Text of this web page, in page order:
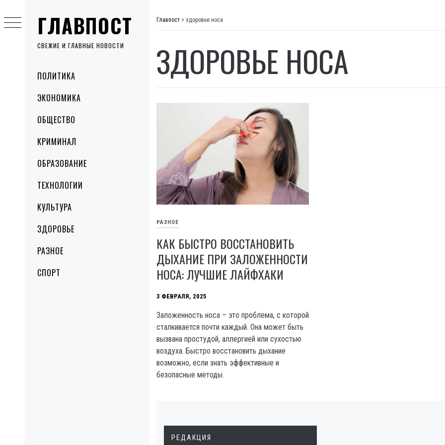
ГЛАВПОСТ
СВЕЖИЕ И ГЛАВНЫЕ НОВОСТИ
MenuПОЛИТИКА
ЭКОНОМИКА
ОБЩЕСТВО
КРИМИНАЛ
ОБРАЗОВАНИЕ
ТЕХНОЛОГИИ
КУЛЬТУРА
ЗДОРОВЬЕ
РАЗНОЕ
СПОРТ
to
content
Главпост > здоровье носа
ЗДОРОВЬЕ НОСА
РАЗНОЕ
КАК БЫСТРО ВОССТАНОВИТЬ
ДЫХАНИЕ ПРИ ЗАЛОЖЕННОСТИ
НОСА: ЛУЧШИЕ ЛАЙФХАКИ
3 ФЕВРАЛЯ, 2025
Заложенность носа – это проблема, с которой
сталкивается почти каждый. Она может быть
вызвана простудой, аллергией или сухостью
воздуха. Быстро восстановить дыхание
возможно, если знать эффективные и
безопасные методы.
РЕДАКЦИЯ